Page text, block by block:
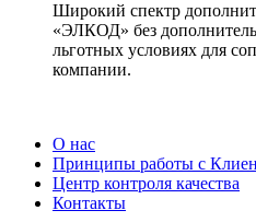
Широкий спектр
«ЭЛКОД» без
льготных условиях для
компании.
О нас
Принципы работы с
Центр контроля качества
Контакты